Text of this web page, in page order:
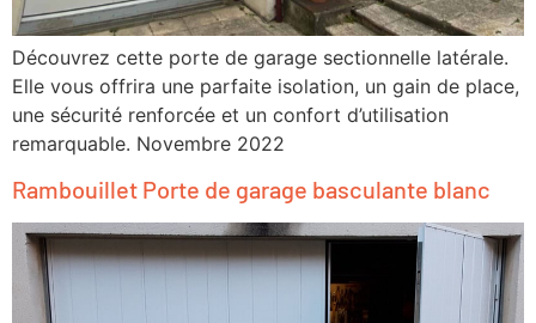
Découvrez cette porte de garage sectionnelle latérale.
Elle vous offrira une parfaite isolation, un gain de place,
une sécurité renforcée et un confort d’utilisation
remarquable. Novembre 2022
Rambouillet Porte de garage basculante blanc